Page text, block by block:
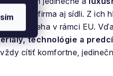
kde firma aj sídli. Z ich
prebieha v rámci EU.
technológie a
cítiť komfortne,